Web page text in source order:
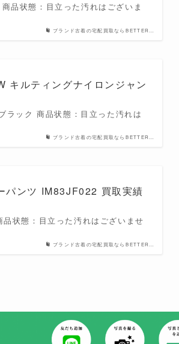
ブランド古着の宅配買取ならBETTER…
品状態：目立った汚れはございま
ブランド古着の宅配買取ならBETTER…
キルティングナイロンジャン
ック 商品状態：目立った汚れは
ブランド古着の宅配買取ならBETTER…
パンツ IM83JF022 買取実績
状態：目立った汚れはございませ